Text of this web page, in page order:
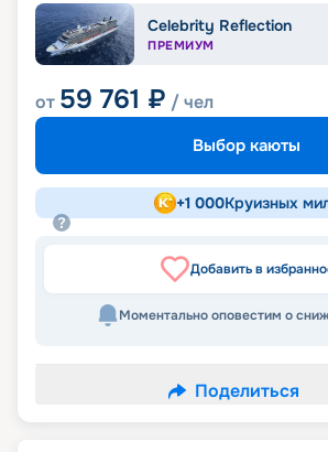
Celebrity Reflection
ПРЕМИУМ
от 59 761 ₽ / чел
Выбор каюты
+1 000Круизных
Добавить в
Моментально оповестим о
Поделиться